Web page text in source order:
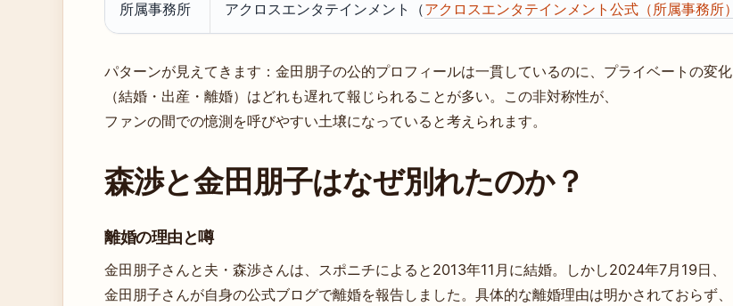
所属事務所 アクロスエンタテインメント（アクロスエンタテインメント公式（所属事務所）
パターンが見えてきます：金田朋子の公的プロフィールは一貫しているのに、プライベートの変化
（結婚・出産・離婚）はどれも遅れて報じられることが多い。この非対称性が、
ファンの間での憶測を呼びやすい土壌になっていると考えられます。
森渉と金田朋子はなぜ別れたのか？
離婚の理由と噂
金田朋子さんと夫・森渉さんは、スポニチによると2013年11月に結婚。しかし2024年7月19日、
金田朋子さんが自身の公式ブログで離婚を報告しました。具体的な離婚理由は明かされておらず、